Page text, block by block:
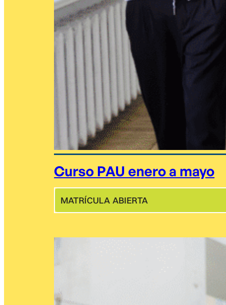
Curso PAU enero a mayo
MATRÍCULA ABIERTA